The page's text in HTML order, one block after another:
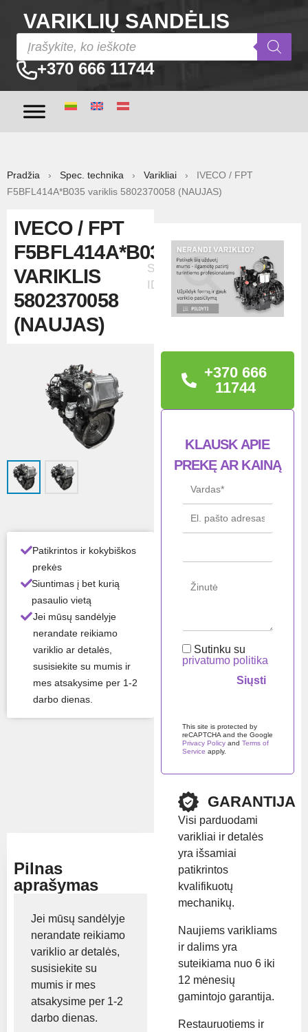
VARIKLIŲ SANDĖLIS
+370 666 11744
Pradžia › Spec. technika › Varikliai › IVECO / FPT
F5BFL414A*B035 variklis 5802370058 (NAUJAS)
IVECO / FPT
F5BFL414A*B035
VARIKLIS
5802370058
(NAUJAS)
Skelbimo
ID:8195
Patikrintos ir kokybiškos
prekės
Siuntimas į bet kurią
pasaulio vietą
Jei mūsų sandėlyje
nerandate reikiamo
variklio ar detalės,
susisiekite su mumis ir
mes atsakysime per 1-2
darbo dienas.
TECHNINĖ
INFORMACIJA
Variklio numeris:
Būklė: Naujas
Kodas: 5802370058
elis
Iveco / NEF /
Visos gaminio savybės ›
Turime
Prekės ženklas:Iveco /
Rodyti kainą
Pilnas
aprašymas
Jei mūsų sandėlyje
nerandate reikiamo
variklio ar detalės,
susisiekite su
mumis ir mes
atsakysime per 1-2
darbo dienas.
+370 666
11744
KLAUSK APIE
PREKĘ AR KAINĄ
Sutinku su
privatumo politika
This site is protected by
reCAPTCHA and the Google
Privacy Policy and Terms of
Service apply.
GARANTIJA
Visi parduodami
varikliai ir detalės
yra išsamiai
patikrintos
kvalifikuotų
mechanikų.
Naujiems varikliams
ir dalims yra
suteikiama nuo 6 iki
12 mėnesių
gamintojo garantija.
Restauruotiems ir